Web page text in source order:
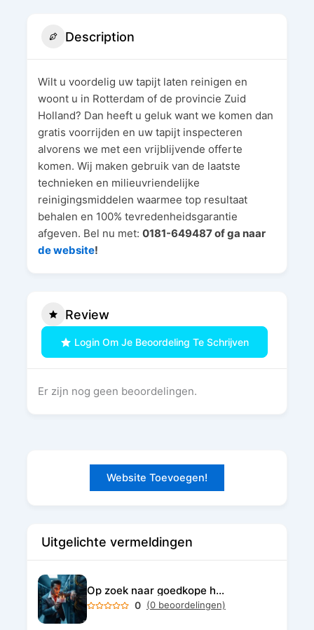
Description
Wilt u voordelig uw tapijt laten reinigen en
woont u in Rotterdam of de provincie Zuid
Holland? Dan heeft u geluk want we komen dan
gratis voorrijden en uw tapijt inspecteren
alvorens we met een vrijblijvende offerte
komen. Wij maken gebruik van de laatste
technieken en milieuvriendelijke
reinigingsmiddelen waarmee top resultaat
behalen en 100% tevredenheidsgarantie
afgeven. Bel nu met: 0181-649487 of ga naar
de website!
Review
Login Om Je Beoordeling Te Schrijven
Er zijn nog geen beoordelingen.
Website Toevoegen!
Uitgelichte vermeldingen
Op zoek naar goedkope hosting?
0 (0 beoordelingen)